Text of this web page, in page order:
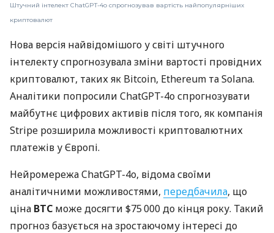
Штучний інтелект ChatGPT-4o спрогнозував вартість найпопулярніших
криптовалют
Нова версія найвідомішого у світі штучного
інтелекту спрогнозувала зміни вартості провідних
криптовалют, таких як Bitcoin, Ethereum та Solana.
Аналітики попросили ChatGPT-4o спрогнозувати
майбутнє цифрових активів після того, як компанія
Stripe розширила можливості криптовалютних
платежів у Європі.
Нейромережа ChatGPT-4o, відома своїми
аналітичними можливостями, передбачила, що
ціна BTC може досягти $75 000 до кінця року. Такий
прогноз базується на зростаючому інтересі до